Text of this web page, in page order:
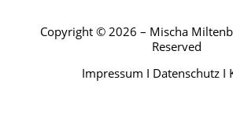
Copyright © 2026 – Mischa
Reserved
Impressum I Datenschutz I